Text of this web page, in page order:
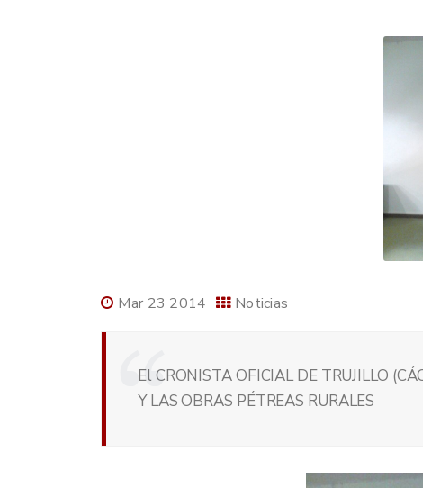
Mar 23 2014 Noticias
El CRONISTA OFICIAL DE TRUJILLO
Y LAS OBRAS PÉTREAS RURALES